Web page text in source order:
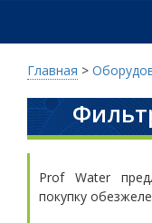
Главная >
Prof Water
покупку